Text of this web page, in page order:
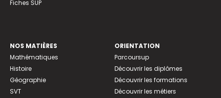
Fiches SUP
NOS MATIÈRES
Mathématiques
Histoire
Géographie
SVT
ORIENTATION
Parcoursup
Découvrir les diplômes
Découvrir les formations
Découvrir les métiers